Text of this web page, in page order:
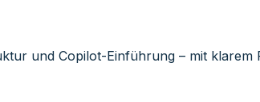
und Copilot-Einführung – mit klarem